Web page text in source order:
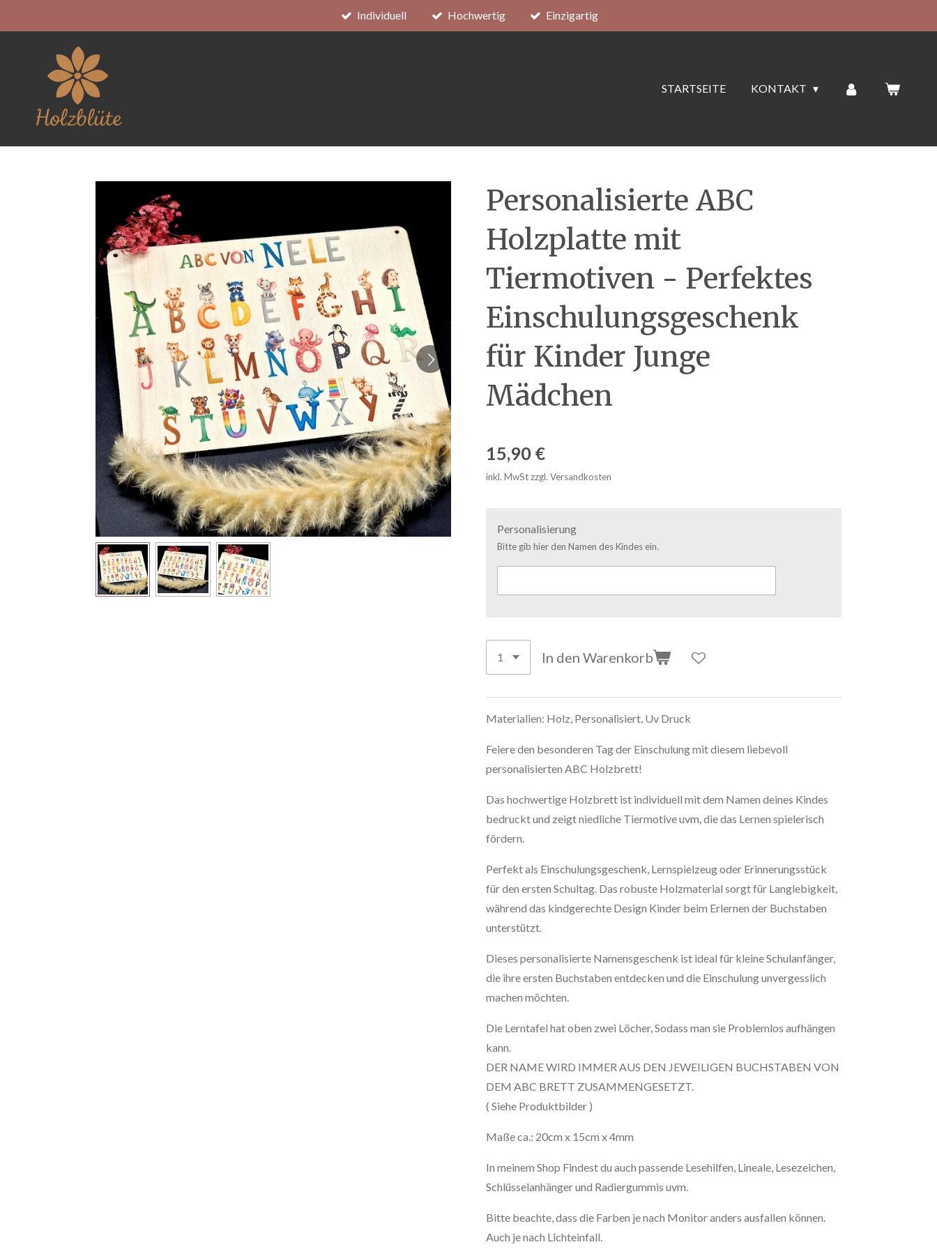
Hauptinhalt
Individuell Hochwertig Einzigartig
STARTSEITE KONTAKT
Personalisierte ABC
Holzplatte mit
Tiermotiven - Perfektes
Einschulungsgeschenk
für Kinder Junge
Mädchen
15,90 €
inkl. MwSt zzgl. Versandkosten
Personalisierung
Bitte gib hier den Namen des Kindes ein.
In den Warenkorb
Materialien: Holz, Personalisiert, Uv Druck
Feiere den besonderen Tag der Einschulung mit diesem liebevoll
personalisierten ABC Holzbrett!
Das hochwertige Holzbrett ist individuell mit dem Namen deines Kindes
bedruckt und zeigt niedliche Tiermotive uvm, die das Lernen spielerisch
fördern.
Perfekt als Einschulungsgeschenk, Lernspielzeug oder Erinnerungsstück
für den ersten Schultag. Das robuste Holzmaterial sorgt für Langlebigkeit,
während das kindgerechte Design Kinder beim Erlernen der Buchstaben
unterstützt.
Dieses personalisierte Namensgeschenk ist ideal für kleine Schulanfänger,
die ihre ersten Buchstaben entdecken und die Einschulung unvergesslich
machen möchten.
Die Lerntafel hat oben zwei Löcher, Sodass man sie Problemlos aufhängen
kann.
DER NAME WIRD IMMER AUS DEN JEWEILIGEN BUCHSTABEN VON
DEM ABC BRETT ZUSAMMENGESETZT.
( Siehe Produktbilder )
Maße ca.: 20cm x 15cm x 4mm
In meinem Shop Findest du auch passende Lesehilfen, Lineale, Lesezeichen,
Schlüsselanhänger und Radiergummis uvm.
Bitte beachte, dass die Farben je nach Monitor anders ausfallen können.
Auch je nach Lichteinfall.